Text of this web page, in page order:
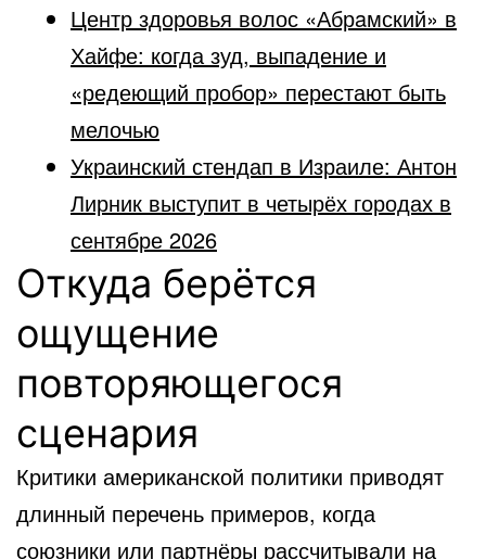
Центр здоровья волос «Абрaмский» в
Хайфе: когда зуд, выпадение и
«редеющий пробор» перестают быть
мелочью
Украинский стендап в Израиле: Антон
Лирник выступит в четырёх городах в
сентябре 2026
Откуда берётся
ощущение
повторяющегося
сценария
Критики американской политики приводят
длинный перечень примеров, когда
союзники или партнёры рассчитывали на